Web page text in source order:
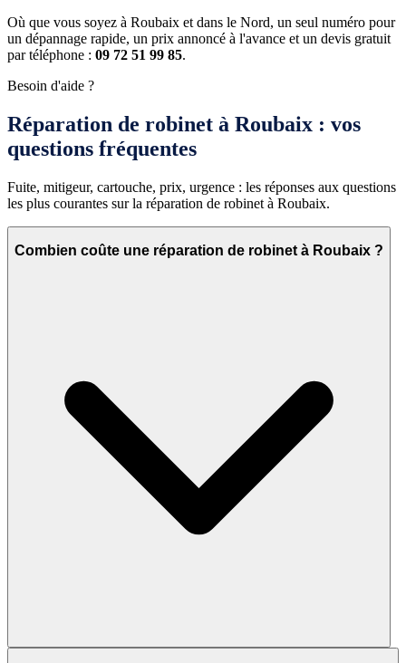
Où que vous soyez à Roubaix et dans le Nord, un seul numéro pour
un dépannage rapide, un prix annoncé à l'avance et un devis gratuit
par téléphone : 09 72 51 99 85.
Besoin d'aide ?
Réparation de robinet à Roubaix : vos
questions fréquentes
Fuite, mitigeur, cartouche, prix, urgence : les réponses aux questions
les plus courantes sur la réparation de robinet à Roubaix.
Combien coûte une réparation de robinet à Roubaix ?